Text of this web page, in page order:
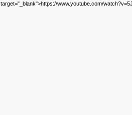
target="_blank">https://www.youtube.com/